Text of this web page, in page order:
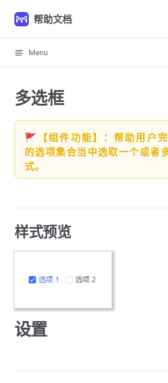
Skip to content
帮助文档
Menu
多选框
🚩【组件功能】：帮助用户
的选项集合当中选取一个或者
式。
样式预览
设置